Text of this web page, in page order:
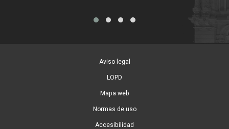
Aviso legal
LOPD
Mapa web
Normas de uso
Accesibilidad